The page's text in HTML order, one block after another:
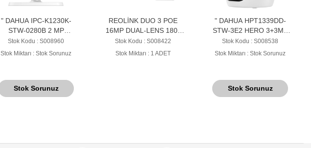
" DAHUA IPC-K1230K-
STW-0280B 2 MP
COMPACT Wİ-Fİ POE
KAMERA
Stok Kodu : S008960
Stok Miktarı : Stok Sorunuz
Stok Sorunuz
REOLİNK DUO 3 POE
16MP DUAL-LENS 180°
VIEW KAMERA
Stok Kodu : S008422
Stok Miktarı : 1 ADET
" DAHUA HPT1339DD-
STW-3E2 HERO 3+3MP
INDOOR Wi-Fi Dual-Lens
PT KAMERA
Stok Kodu : S008538
Stok Miktarı : Stok Sorunuz
Stok Sorunuz